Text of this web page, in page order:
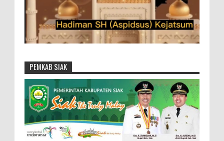
PEMKAB SIAK